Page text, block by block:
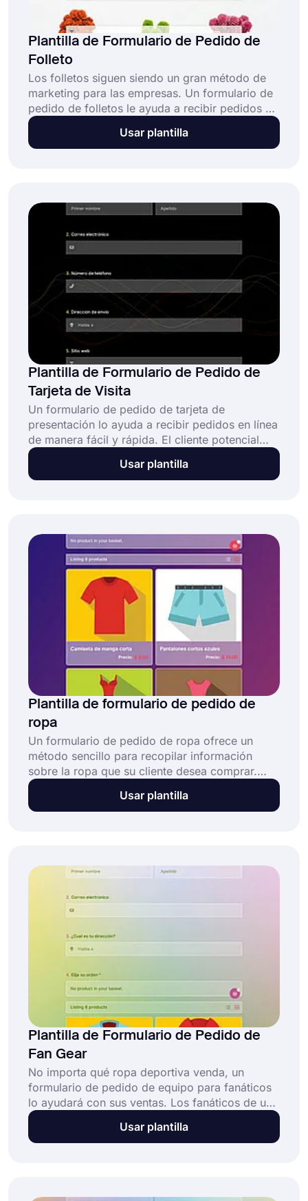
Plantilla de Formulario de Pedido de
Folleto
Los folletos siguen siendo un gran método de
marketing para las empresas. Un formulario de
pedido de folletos le ayuda a recibir pedidos en
línea para imprimir folletos. Con un formulario
de pedido en línea, las personas podrán cargar
folletos, como folletos triples y listas de precios
para sus clientes.
Usar plantilla
Plantilla de Formulario de Pedido de
Tarjeta de Visita
Un formulario de pedido de tarjeta de
presentación lo ayuda a recibir pedidos en línea
de manera fácil y rápida. El cliente potencial
podrá abrir el formulario en cualquier lugar y
elegir la cantidad. De esta manera, tendrás más
tarjetas de visita con sus tarjetas de crédito o
los saldos de PayPal y Stripe.
Usar plantilla
Plantilla de formulario de pedido de
ropa
Un formulario de pedido de ropa ofrece un
método sencillo para recopilar información
sobre la ropa que su cliente desea comprar.
Esta plantilla de formulario de pedido de ropa
gratuita y totalmente personalizable permite a
Usar plantilla
Plantilla de Formulario de Pedido de
Fan Gear
No importa qué ropa deportiva venda, un
formulario de pedido de equipo para fanáticos
lo ayudará con sus ventas. Los fanáticos de un
equipo deportivo buscan todas las
oportunidades para mostrar su amor por sus
Usar plantilla